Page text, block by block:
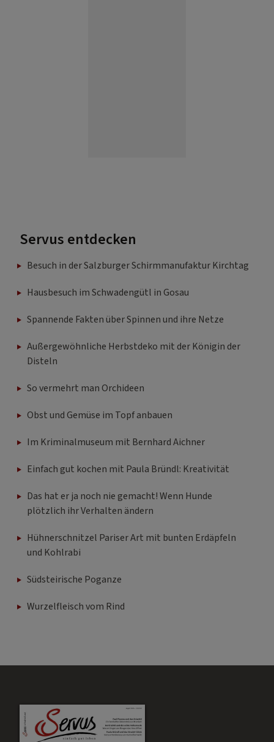
Servus entdecken
Besuch in der Salzburger Schirmmanufaktur Kirchtag
Hausbesuch im Schwadengütl in Gosau
Spannende Fakten über Spinnen und ihre Netze
Außergewöhnliche Herbstdeko mit der Königin der
Disteln
So vermehrt man Orchideen
Obst und Gemüse im Topf anbauen
Im Kriminalmuseum mit Bernhard Aichner
Einfach gut kochen mit Paula Bründl: Kreativität
Das hat er ja noch nie gemacht! Wenn Hunde
plötzlich ihr Verhalten ändern
Hühnerschnitzel Pariser Art mit bunten Erdäpfeln
und Kohlrabi
Südsteirische Poganze
Wurzelfleisch vom Rind